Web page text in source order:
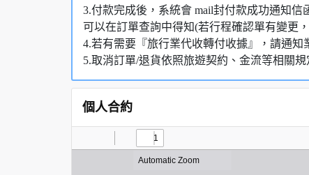
3.付款完成後，系統會 mail封付款成功通知
可以在訂單查詢中得知(若行程確認單有變更
4.若有需要『旅行業代收轉付收據』，請通知
5.取消訂單/退貨依照旅遊契約、金流等相關規
個人合約